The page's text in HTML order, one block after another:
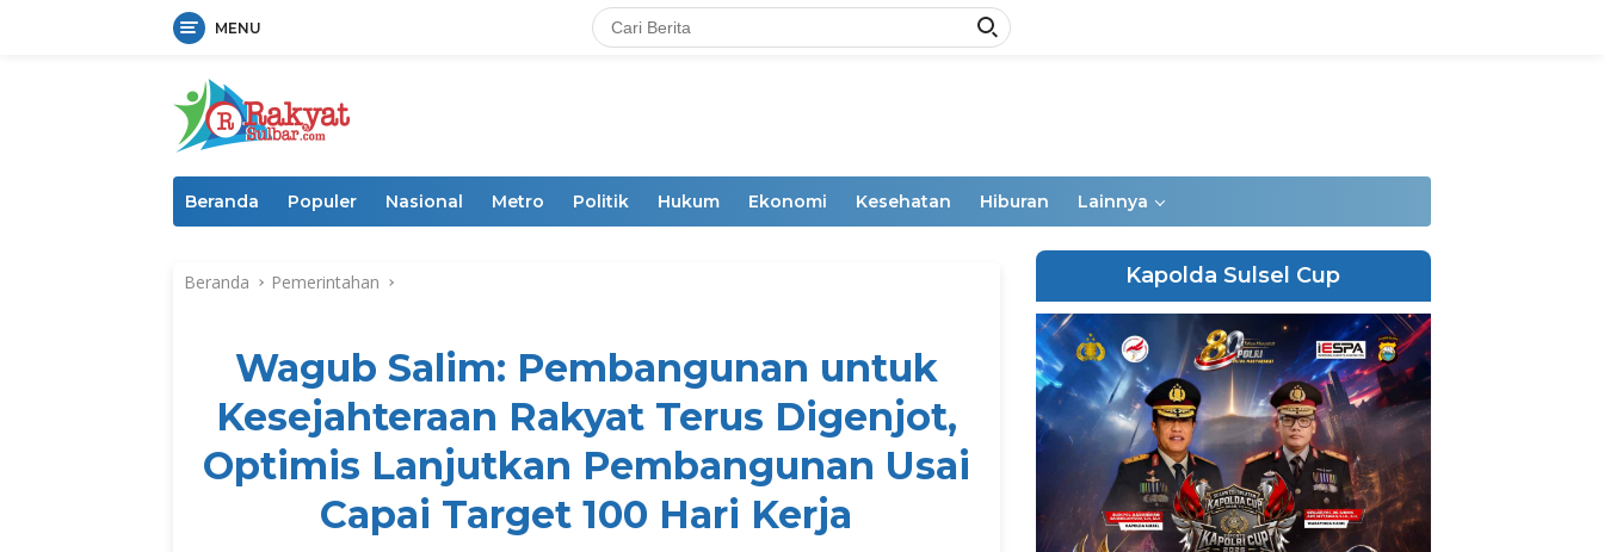
MENU
Beranda Populer Nasional Metro Politik Hukum Ekonomi Kesehatan Hiburan Lainnya
Beranda Pemerintahan
Wagub Salim: Pembangunan untuk
Kesejahteraan Rakyat Terus Digenjot,
Optimis Lanjutkan Pembangunan Usai
Capai Target 100 Hari Kerja
Kapolda Sulsel Cup